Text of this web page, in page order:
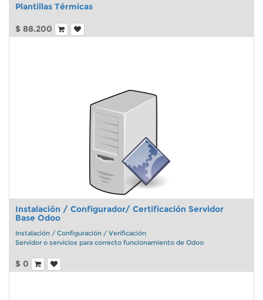
Plantillas Térmicas
$ 88.200
Instalación / Configurador/ Certificación Servidor
Base Odoo
Instalación / Configuración / Verificación
Servidor o servicios para correcto funcionamiento de Odoo
Dependencias, ssl , email , respaldos VPN, seguridad carga
$ 0